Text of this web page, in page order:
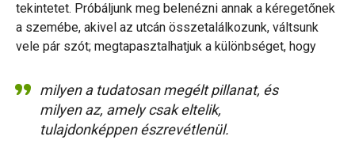
tekintetet. Próbáljunk meg belenézni annak a kéregetőnek
a szemébe, akivel az utcán összetalálkozunk, váltsunk
vele pár szót; megtapasztalhatjuk a különbséget, hogy
milyen a tudatosan megélt pillanat, és
milyen az, amely csak eltelik,
tulajdonképpen észrevétlenül.